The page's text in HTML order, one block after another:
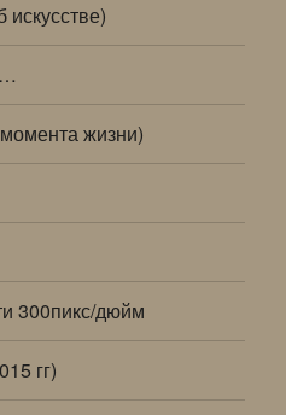
жизни)
300пикс/дюйм
гг)